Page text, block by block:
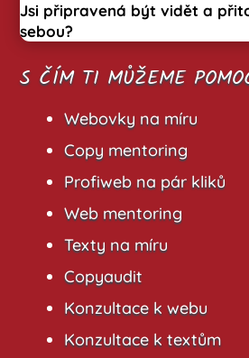
Jsi připravená být vidět a
sebou?
S ČÍM TI MŮŽEME
Webovky na míru
Copy mentoring
Profiweb na pár kliků
Web mentoring
Texty na míru
Copyaudit
Konzultace k webu
Konzultace k textům